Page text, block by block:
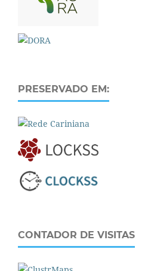
PRESERVADO EM:
CONTADOR DE VISITAS